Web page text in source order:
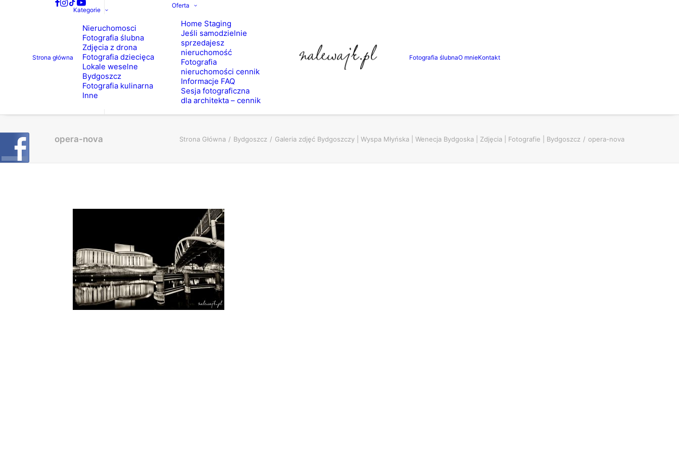
Strona główna
Kategorie
Nieruchomosci
Fotografia ślubna
Zdjęcia z drona
Fotografia dziecięca
Lokale weselne
Bydgoszcz
Fotografia kulinarna
Inne
Oferta
Home Staging
Jeśli samodzielnie
sprzedajesz
nieruchomość
Fotografia
nieruchomości cennik
Informacje FAQ
Sesja fotograficzna
dla architekta – cennik
Fotografia ślubnaO mnieKontakt
opera-nova Strona Główna Bydgoszcz Galeria zdjęć Bydgoszczy | Wyspa Młyńska | Wenecja Bydgoska | Zdjęcia | Fotografie | Bydgoszcz opera-nova